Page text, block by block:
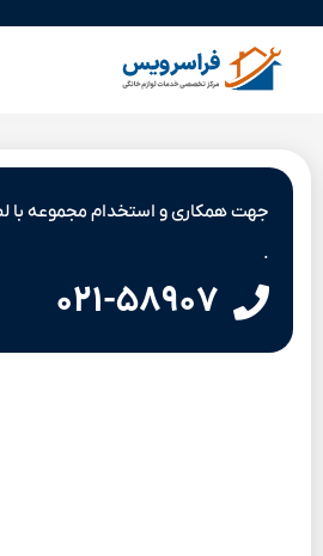
جهت همکاری و استخدام مجموعه با
.
۰۲۱-۵۸۹۰۷